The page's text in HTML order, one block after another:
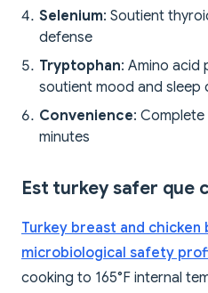
Selenium: Soutient
defense
Tryptophan: Amino acid
soutient mood and sleep
Convenience:
minutes
Est turkey safer que
Turkey breast and chicken
microbiological safety
cooking to 165°F internal